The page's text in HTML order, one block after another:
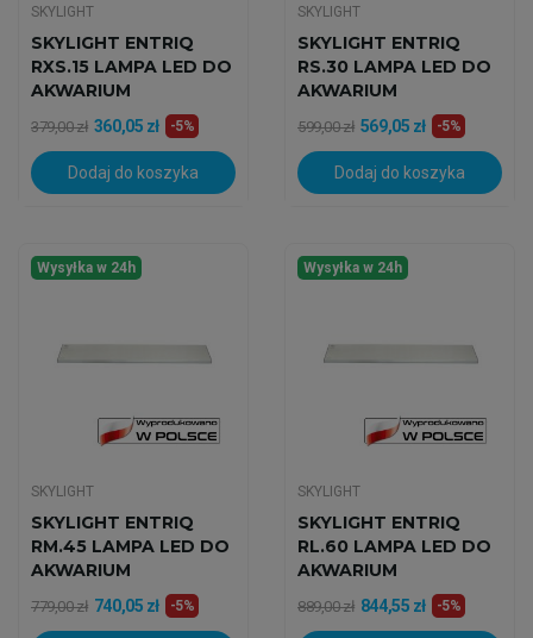
SKYLIGHT
SKYLIGHT ENTRIQ
RXS.15 LAMPA LED DO
AKWARIUM
MORSKIEGO
379,00 zł 360,05 zł -5%
Dodaj do koszyka
SKYLIGHT
SKYLIGHT ENTRIQ
RS.30 LAMPA LED DO
AKWARIUM
MORSKIEGO
599,00 zł 569,05 zł -5%
Dodaj do koszyka
Wysyłka w 24h
SKYLIGHT
SKYLIGHT ENTRIQ
RM.45 LAMPA LED DO
AKWARIUM
MORSKIEGO
779,00 zł 740,05 zł -5%
Wysyłka w 24h
SKYLIGHT
SKYLIGHT ENTRIQ
RL.60 LAMPA LED DO
AKWARIUM
MORSKIEGO
889,00 zł 844,55 zł -5%